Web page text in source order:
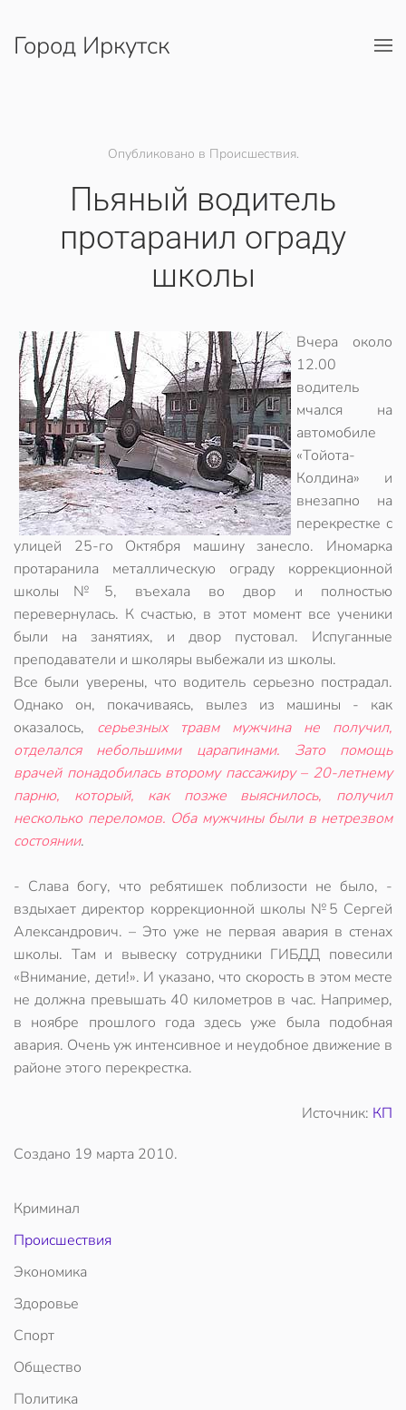
Перейти к содержимому
Город Иркутск
Опубликовано в Происшествия.
Пьяный водитель
протаранил ограду
школы
Вчера около
12.00
водитель
мчался на
автомобиле
«Тойота-
Колдина» и
внезапно на
перекрестке с
улицей 25-го Октября машину занесло. Иномарка
протаранила металлическую ограду коррекционной
школы№5, въехала во двор и полностью
перевернулась. К счастью, в этот момент все ученики
были на занятиях, и двор пустовал. Испуганные
преподаватели и школяры выбежали из школы.
Все были уверены, что водитель серьезно пострадал.
Однако он, покачиваясь, вылез из машины - как
оказалось, серьезных травм мужчина не получил,
отделался небольшими царапинами. Зато помощь
врачей понадобилась второму пассажиру – 20-летнему
парню, который, как позже выяснилось, получил
несколько переломов. Оба мужчины были в нетрезвом
состоянии.
- Слава богу, что ребятишек поблизости не было, -
вздыхает директор коррекционной школы №5 Сергей
Александрович. – Это уже не первая авария в стенах
школы. Там и вывеску сотрудники ГИБДД повесили
«Внимание, дети!». И указано, что скорость в этом месте
не должна превышать 40 километров в час. Например,
в ноябре прошлого года здесь уже была подобная
авария. Очень уж интенсивное и неудобное движение в
районе этого перекрестка.
Источник: КП
Создано 19 марта 2010.
Криминал
Происшествия
Экономика
Здоровье
Спорт
Общество
Политика